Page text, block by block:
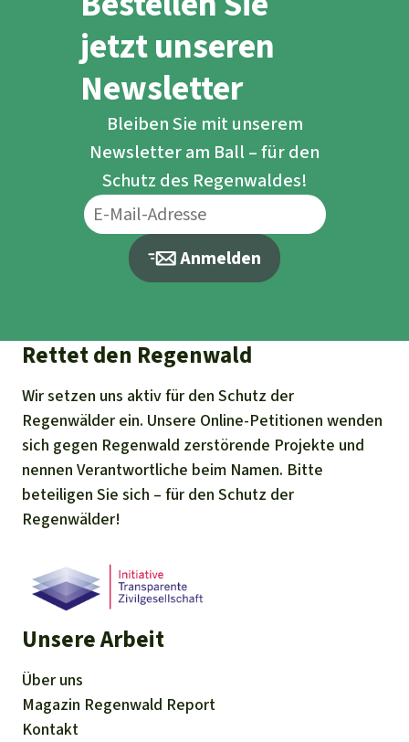
jetzt unseren
Newsletter
Bleiben Sie mit unserem
Newsletter am Ball – für den
Schutz des Regenwaldes!
Anmelden
Rettet den Regenwald
Wir setzen uns aktiv für den Schutz der
Regenwälder ein. Unsere Online-Petitionen wenden
sich gegen Regenwald zerstörende Projekte und
nennen Verantwortliche beim Namen. Bitte
beteiligen Sie sich – für den Schutz der
Regenwälder!
Unsere Arbeit
Über uns
Magazin Regenwald Report
Kontakt